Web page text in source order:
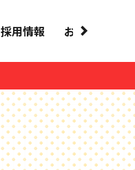
採用情報 お問い合わせ